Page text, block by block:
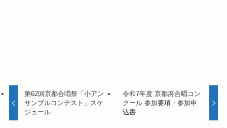
第62回京都合唱祭「小アン
サンブルコンテスト」スケ
ジュール
令和7年度 京都府合唱コン
クール 参加要項・参加申
込書